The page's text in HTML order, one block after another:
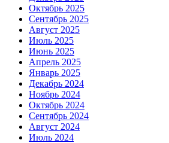
Октябрь 2025
Сентябрь 2025
Август 2025
Июль 2025
Июнь 2025
Апрель 2025
Январь 2025
Декабрь 2024
Ноябрь 2024
Октябрь 2024
Сентябрь 2024
Август 2024
Июль 2024